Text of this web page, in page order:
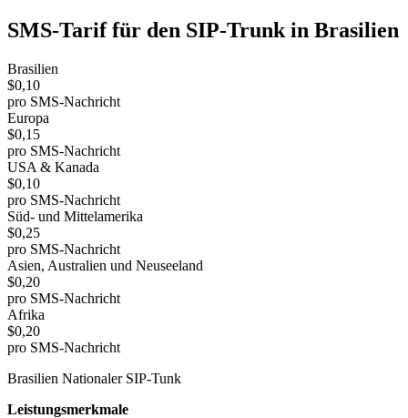
SMS-Tarif für den SIP-Trunk in Brasilien
Brasilien
$0,10
pro SMS-Nachricht
Europa
$0,15
pro SMS-Nachricht
USA & Kanada
$0,10
pro SMS-Nachricht
Süd- und Mittelamerika
$0,25
pro SMS-Nachricht
Asien, Australien und Neuseeland
$0,20
pro SMS-Nachricht
Afrika
$0,20
pro SMS-Nachricht
Brasilien Nationaler SIP-Tunk
Leistungsmerkmale